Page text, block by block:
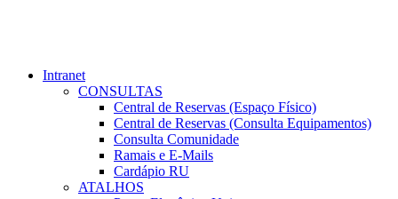
Intranet
CONSULTAS
Central de Reservas (Espaço Físico)
Central de Reservas (Consulta Equipamentos)
Consulta Comunidade
Ramais e E-Mails
Cardápio RU
ATALHOS